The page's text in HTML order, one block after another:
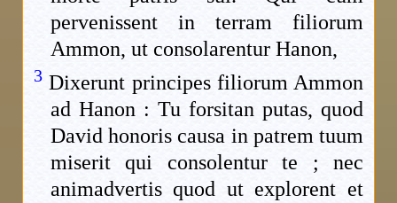
pervenissent in terram filiorum
Ammon, ut consolarentur Hanon,
3 Dixerunt principes filiorum Ammon
ad Hanon : Tu forsitan putas, quod
David honoris causa in patrem tuum
miserit qui consolentur te ; nec
animadvertis quod ut explorent et